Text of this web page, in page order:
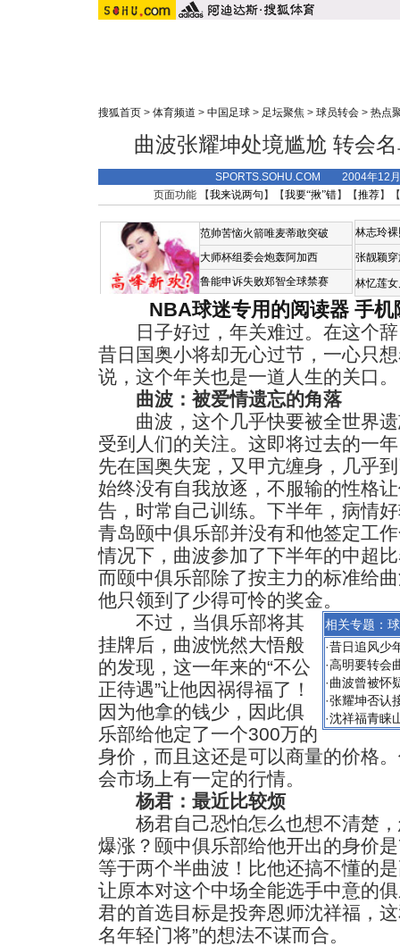
搜狐首页 > 体育频道 > 中国足球 > 足坛聚焦 > 球员转会 > 热点
曲波张耀坤处境尴尬 转会
SPORTS.SOHU.COM 2004年12
页面功能 【我来说两句 】【我要“揪”错】【推荐】
范帅苦恼火箭唯麦蒂敢突破
大师杯组委会炮轰阿加西
鲁能申诉失败郑智全球禁赛
林志玲
张靓颖
林忆莲
NBA球迷专用的阅读器 手机
日子好过，年关难过。在这个辞
昔日国奥小将却无心过节，一心只
说，这个年关也是一道人生的关口。
曲波：被爱情遗忘的角落
曲波，这个几乎快要被全世界遗
受到人们的关注。这即将过去的一
先在国奥失宠，又甲亢缠身，几乎
始终没有自我放逐，不服输的性格
告，时常自己训练。下半年，病情
青岛颐中俱乐部并没有和他签定工
情况下，曲波参加了下半年的中超
而颐中俱乐部除了按主力的标准给
他只领到了少得可怜的奖金。
相关专题：
·昔日追风少
·高明要转会
·曲波曾被怀
·张耀坤否认
·沈祥福青睐
不过，当俱乐部将其
挂牌后，曲波恍然大悟般
的发现，这一年来的“不公
正待遇”让他因祸得福了！
因为他拿的钱少，因此俱
乐部给他定了一个300万的
身价，而且这还是可以商量的价格
会市场上有一定的行情。
杨君：最近比较烦
杨君自己恐怕怎么也想不清楚，
爆涨？颐中俱乐部给他开出的身价
等于两个半曲波！比他还搞不懂的
让原本对这个中场全能选手中意的
君的首选目标是投奔恩师沈祥福，
名年轻门将”的想法不谋而合。